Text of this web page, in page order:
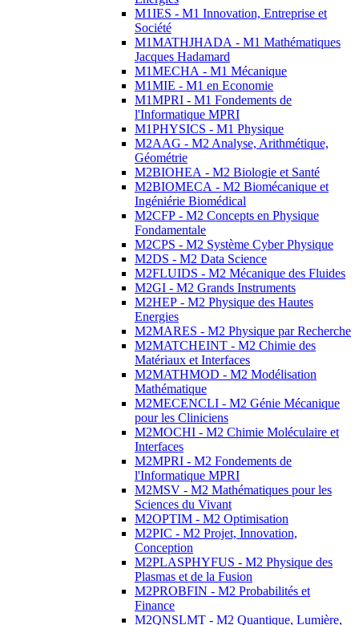
M1IES - M1 Innovation, Entreprise et
Société
M1MATHJHADA - M1 Mathématiques
Jacques Hadamard
M1MECHA - M1 Mécanique
M1MIE - M1 en Economie
M1MPRI - M1 Fondements de
l'Informatique MPRI
M1PHYSICS - M1 Physique
M2AAG - M2 Analyse, Arithmétique,
Géométrie
M2BIOHEA - M2 Biologie et Santé
M2BIOMECA - M2 Biomécanique et
Ingéniérie Biomédical
M2CFP - M2 Concepts en Physique
Fondamentale
M2CPS - M2 Système Cyber Physique
M2DS - M2 Data Science
M2FLUIDS - M2 Mécanique des Fluides
M2GI - M2 Grands Instruments
M2HEP - M2 Physique des Hautes
Energies
M2MARES - M2 Physique par Recherche
M2MATCHEINT - M2 Chimie des
Matériaux et Interfaces
M2MATHMOD - M2 Modélisation
Mathématique
M2MECENCLI - M2 Génie Mécanique
pour les Cliniciens
M2MOCHI - M2 Chimie Moléculaire et
Interfaces
M2MPRI - M2 Fondements de
l'Informatique MPRI
M2MSV - M2 Mathématiques pour les
Sciences du Vivant
M2OPTIM - M2 Optimisation
M2PIC - M2 Projet, Innovation,
Conception
M2PLASPHYFUS - M2 Physique des
Plasmas et de la Fusion
M2PROBFIN - M2 Probabilités et
Finance
M2QNSLMT - M2 Quantique, Lumière,